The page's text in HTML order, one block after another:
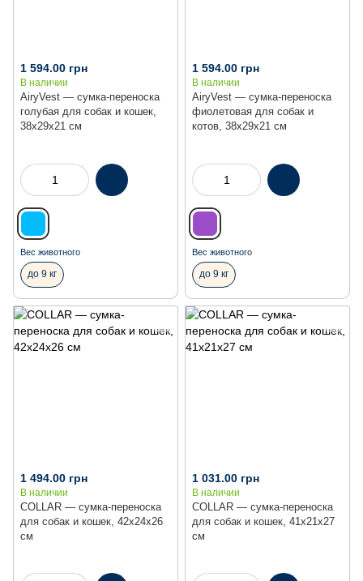
AiryVest — сумка-переноска
голубая для собак и кошек,
38x29x21 см
1 594.00 грн
В наличии
Вес животного
до 9 кг
AiryVest — сумка-переноска
фиолетовая для собак и
котов, 38x29x21 см
1 594.00 грн
В наличии
Вес животного
до 9 кг
COLLAR — сумка-переноска
для собак и кошек, 42x24x26
см
1 494.00 грн
В наличии
COLLAR — сумка-переноска
для собак и кошек, 41x21x27
см
1 031.00 грн
В наличии